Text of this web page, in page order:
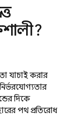
যাচাই করার
দিকে
পথ প্রতিরোধ